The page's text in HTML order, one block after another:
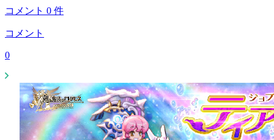
コメント 0 件
コメント
0